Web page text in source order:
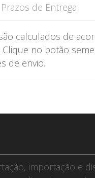
Prazos de Entrega
calculados de
no botão
de envio.
importação e